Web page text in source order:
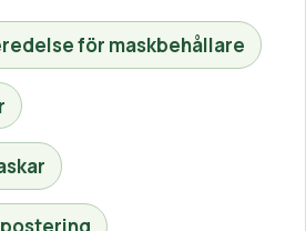
för maskbehållare